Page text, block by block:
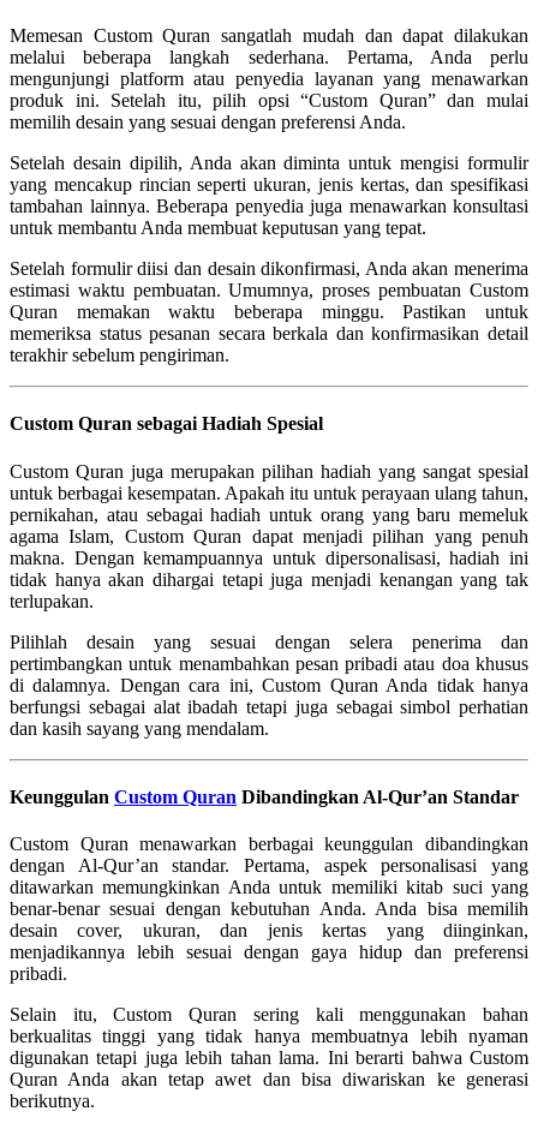
Memesan Custom Quran sangatlah mudah dan dapat dilakukan
melalui beberapa langkah sederhana. Pertama, Anda perlu
mengunjungi platform atau penyedia layanan yang menawarkan
produk ini. Setelah itu, pilih opsi “Custom Quran” dan mulai
memilih desain yang sesuai dengan preferensi Anda.
Setelah desain dipilih, Anda akan diminta untuk mengisi formulir
yang mencakup rincian seperti ukuran, jenis kertas, dan spesifikasi
tambahan lainnya. Beberapa penyedia juga menawarkan konsultasi
untuk membantu Anda membuat keputusan yang tepat.
Setelah formulir diisi dan desain dikonfirmasi, Anda akan menerima
estimasi waktu pembuatan. Umumnya, proses pembuatan Custom
Quran memakan waktu beberapa minggu. Pastikan untuk
memeriksa status pesanan secara berkala dan konfirmasikan detail
terakhir sebelum pengiriman.
Custom Quran sebagai Hadiah Spesial
Custom Quran juga merupakan pilihan hadiah yang sangat spesial
untuk berbagai kesempatan. Apakah itu untuk perayaan ulang tahun,
pernikahan, atau sebagai hadiah untuk orang yang baru memeluk
agama Islam, Custom Quran dapat menjadi pilihan yang penuh
makna. Dengan kemampuannya untuk dipersonalisasi, hadiah ini
tidak hanya akan dihargai tetapi juga menjadi kenangan yang tak
terlupakan.
Pilihlah desain yang sesuai dengan selera penerima dan
pertimbangkan untuk menambahkan pesan pribadi atau doa khusus
di dalamnya. Dengan cara ini, Custom Quran Anda tidak hanya
berfungsi sebagai alat ibadah tetapi juga sebagai simbol perhatian
dan kasih sayang yang mendalam.
Keunggulan Custom Quran Dibandingkan Al-Qur’an Standar
Custom Quran menawarkan berbagai keunggulan dibandingkan
dengan Al-Qur’an standar. Pertama, aspek personalisasi yang
ditawarkan memungkinkan Anda untuk memiliki kitab suci yang
benar-benar sesuai dengan kebutuhan Anda. Anda bisa memilih
desain cover, ukuran, dan jenis kertas yang diinginkan,
menjadikannya lebih sesuai dengan gaya hidup dan preferensi
pribadi.
Selain itu, Custom Quran sering kali menggunakan bahan
berkualitas tinggi yang tidak hanya membuatnya lebih nyaman
digunakan tetapi juga lebih tahan lama. Ini berarti bahwa Custom
Quran Anda akan tetap awet dan bisa diwariskan ke generasi
berikutnya.